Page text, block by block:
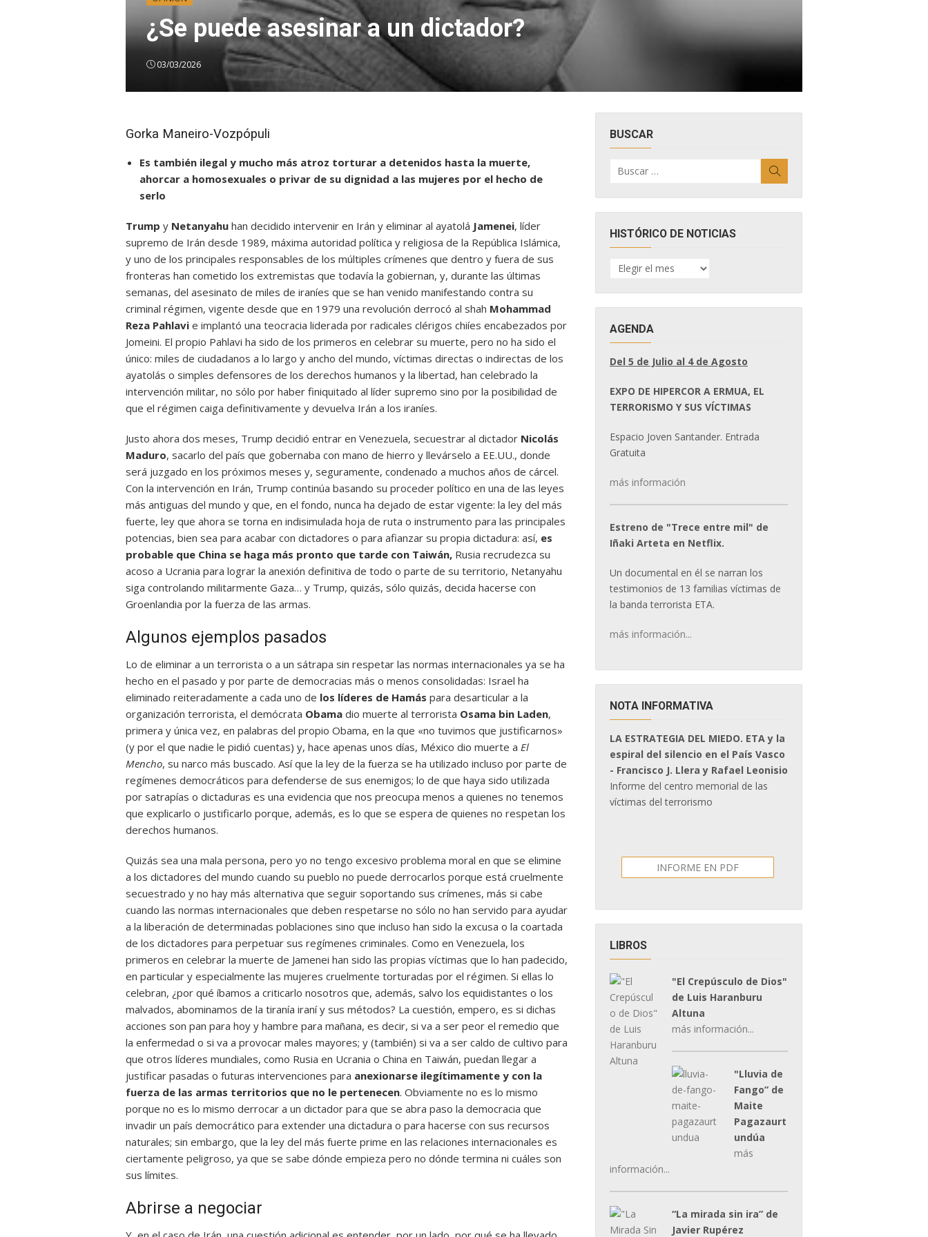
¿Se puede asesinar a un dictador?
03/03/2026
Gorka Maneiro-Vozpópuli
Es también ilegal y mucho más atroz torturar a detenidos hasta la muerte,
ahorcar a homosexuales o privar de su dignidad a las mujeres por el hecho de
serlo
Trump y Netanyahu han decidido intervenir en Irán y eliminar al ayatolá Jamenei, líder
supremo de Irán desde 1989, máxima autoridad política y religiosa de la República Islámica,
y uno de los principales responsables de los múltiples crímenes que dentro y fuera de sus
fronteras han cometido los extremistas que todavía la gobiernan, y, durante las últimas
semanas, del asesinato de miles de iraníes que se han venido manifestando contra su
criminal régimen, vigente desde que en 1979 una revolución derrocó al shah Mohammad
Reza Pahlavi e implantó una teocracia liderada por radicales clérigos chiíes encabezados por
Jomeini. El propio Pahlavi ha sido de los primeros en celebrar su muerte, pero no ha sido el
único: miles de ciudadanos a lo largo y ancho del mundo, víctimas directas o indirectas de los
ayatolás o simples defensores de los derechos humanos y la libertad, han celebrado la
intervención militar, no sólo por haber finiquitado al líder supremo sino por la posibilidad de
que el régimen caiga definitivamente y devuelva Irán a los iraníes.
Justo ahora dos meses, Trump decidió entrar en Venezuela, secuestrar al dictador Nicolás
Maduro, sacarlo del país que gobernaba con mano de hierro y llevárselo a EE.UU., donde
será juzgado en los próximos meses y, seguramente, condenado a muchos años de cárcel.
Con la intervención en Irán, Trump continúa basando su proceder político en una de las leyes
más antiguas del mundo y que, en el fondo, nunca ha dejado de estar vigente: la ley del más
fuerte, ley que ahora se torna en indisimulada hoja de ruta o instrumento para las principales
potencias, bien sea para acabar con dictadores o para afianzar su propia dictadura: así, es
probable que China se haga más pronto que tarde con Taiwán, Rusia recrudezca su
acoso a Ucrania para lograr la anexión definitiva de todo o parte de su territorio, Netanyahu
siga controlando militarmente Gaza… y Trump, quizás, sólo quizás, decida hacerse con
Groenlandia por la fuerza de las armas.
Algunos ejemplos pasados
Lo de eliminar a un terrorista o a un sátrapa sin respetar las normas internacionales ya se ha
hecho en el pasado y por parte de democracias más o menos consolidadas: Israel ha
eliminado reiteradamente a cada uno de los líderes de Hamás para desarticular a la
organización terrorista, el demócrata Obama dio muerte al terrorista Osama bin Laden,
primera y única vez, en palabras del propio Obama, en la que «no tuvimos que justificarnos»
(y por el que nadie le pidió cuentas) y, hace apenas unos días, México dio muerte a El
Mencho, su narco más buscado. Así que la ley de la fuerza se ha utilizado incluso por parte de
regímenes democráticos para defenderse de sus enemigos; lo de que haya sido utilizada
por satrapías o dictaduras es una evidencia que nos preocupa menos a quienes no tenemos
que explicarlo o justificarlo porque, además, es lo que se espera de quienes no respetan los
derechos humanos.
Quizás sea una mala persona, pero yo no tengo excesivo problema moral en que se elimine
a los dictadores del mundo cuando su pueblo no puede derrocarlos porque está cruelmente
secuestrado y no hay más alternativa que seguir soportando sus crímenes, más si cabe
cuando las normas internacionales que deben respetarse no sólo no han servido para ayudar
a la liberación de determinadas poblaciones sino que incluso han sido la excusa o la coartada
de los dictadores para perpetuar sus regímenes criminales. Como en Venezuela, los
primeros en celebrar la muerte de Jamenei han sido las propias víctimas que lo han padecido,
en particular y especialmente las mujeres cruelmente torturadas por el régimen. Si ellas lo
celebran, ¿por qué íbamos a criticarlo nosotros que, además, salvo los equidistantes o los
malvados, abominamos de la tiranía iraní y sus métodos? La cuestión, empero, es si dichas
acciones son pan para hoy y hambre para mañana, es decir, si va a ser peor el remedio que
la enfermedad o si va a provocar males mayores; y (también) si va a ser caldo de cultivo para
que otros líderes mundiales, como Rusia en Ucrania o China en Taiwán, puedan llegar a
justificar pasadas o futuras intervenciones para anexionarse ilegítimamente y con la
fuerza de las armas territorios que no le pertenecen. Obviamente no es lo mismo
porque no es lo mismo derrocar a un dictador para que se abra paso la democracia que
invadir un país democrático para extender una dictadura o para hacerse con sus recursos
naturales; sin embargo, que la ley del más fuerte prime en las relaciones internacionales es
ciertamente peligroso, ya que se sabe dónde empieza pero no dónde termina ni cuáles son
sus límites.
Abrirse a negociar
BUSCAR
por:
HISTÓRICO DE NOTICIAS
HISTÓRICO
DE
AGENDA
Del 5 de Julio al 4 de Agosto
EXPO DE HIPERCOR A ERMUA, EL
TERRORISMO Y SUS VÍCTIMAS
Espacio Joven Santander. Entrada
Gratuita
más información
Estreno de "Trece entre mil" de
Iñaki Arteta en Netflix.
Un documental en él se narran los
testimonios de 13 familias víctimas de
la banda terrorista ETA.
más información...
NOTA INFORMATIVA
LA ESTRATEGIA DEL MIEDO. ETA y la
espiral del silencio en el País Vasco
- Francisco J. Llera y Rafael Leonisio
Informe del centro memorial de las
víctimas del terrorismo
INFORME EN PDF
LIBROS
"El Crepúsculo de Dios"
de Luis Haranburu
Altuna
más información...
"Lluvia de
Fango” de
Maite
Pagazaurt
undúa
más
información...
“La mirada sin ira” de
Javier Rupérez